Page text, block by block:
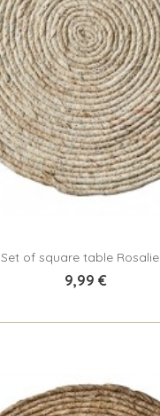
Set of square table Rosalie -
9,99 €